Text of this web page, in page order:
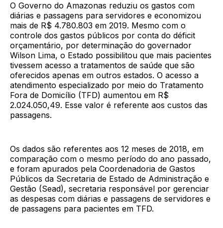
O Governo do Amazonas reduziu os gastos com
diárias e passagens para servidores e economizou
mais de R$ 4.780.803 em 2019. Mesmo com o
controle dos gastos públicos por conta do déficit
orçamentário, por determinação do governador
Wilson Lima, o Estado possibilitou que mais pacientes
tivessem acesso a tratamentos de saúde que são
oferecidos apenas em outros estados. O acesso a
atendimento especializado por meio do Tratamento
Fora de Domicílio (TFD) aumentou em R$
2.024.050,49. Esse valor é referente aos custos das
passagens.
Os dados são referentes aos 12 meses de 2018, em
comparação com o mesmo período do ano passado,
e foram apurados pela Coordenadoria de Gastos
Públicos da Secretaria de Estado de Administração e
Gestão (Sead), secretaria responsável por gerenciar
as despesas com diárias e passagens de servidores e
de passagens para pacientes em TFD.